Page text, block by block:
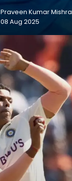
Praveen Kumar Mishra
08 Aug 2025